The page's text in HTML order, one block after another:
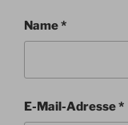
Name*
E-Mail-Adresse*